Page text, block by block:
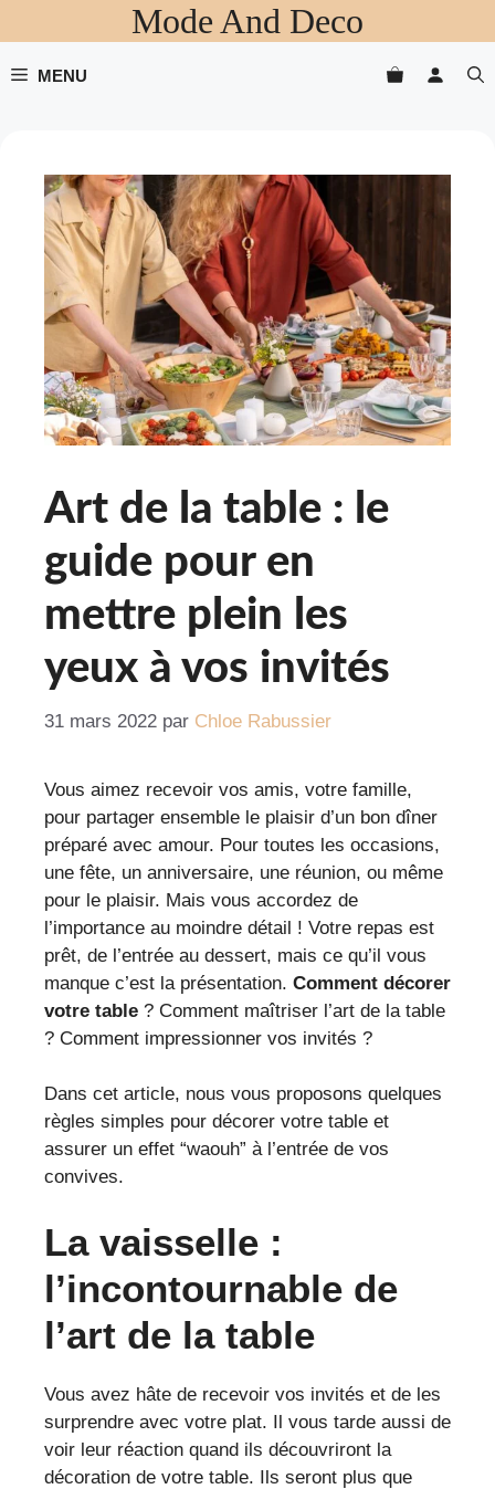
au
contenu
Mode And Deco
MENU
Art de la table : le
guide pour en
mettre plein les
yeux à vos invités
31 mars 2022 par Chloe Rabussier
Vous aimez recevoir vos amis, votre famille,
pour partager ensemble le plaisir d’un bon dîner
préparé avec amour. Pour toutes les occasions,
une fête, un anniversaire, une réunion, ou même
pour le plaisir. Mais vous accordez de
l’importance au moindre détail ! Votre repas est
prêt, de l’entrée au dessert, mais ce qu’il vous
manque c’est la présentation. Comment décorer
votre table ? Comment maîtriser l’art de la table
? Comment impressionner vos invités ?
Dans cet article, nous vous proposons quelques
règles simples pour décorer votre table et
assurer un effet “waouh” à l’entrée de vos
convives.
La vaisselle :
l’incontournable de
l’art de la table
Vous avez hâte de recevoir vos invités et de les
surprendre avec votre plat. Il vous tarde aussi de
voir leur réaction quand ils découvriront la
décoration de votre table. Ils seront plus que